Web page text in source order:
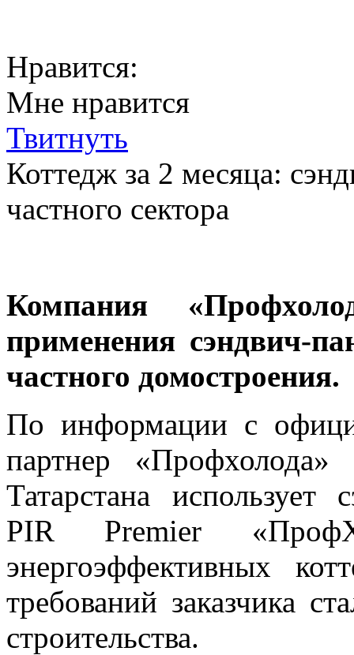
Нравится:
Мне нравится
Твитнуть
Коттедж за 2 месяца:
частного сектора
Компания
применения сэндвич-
частного домостроения.
По информации с
партнер
Татарстана использует
PIR Premier
энергоэффективных
требований заказчика
строительства.